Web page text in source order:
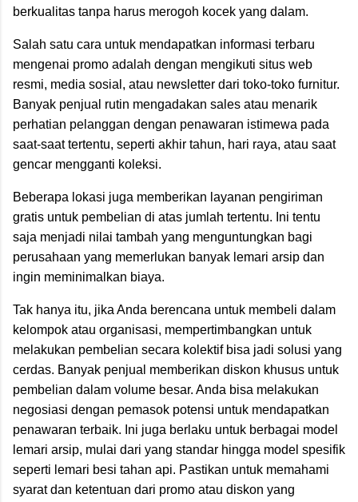
berkualitas tanpa harus merogoh kocek yang dalam.
Salah satu cara untuk mendapatkan informasi terbaru
mengenai promo adalah dengan mengikuti situs web
resmi, media sosial, atau newsletter dari toko-toko furnitur.
Banyak penjual rutin mengadakan sales atau menarik
perhatian pelanggan dengan penawaran istimewa pada
saat-saat tertentu, seperti akhir tahun, hari raya, atau saat
gencar mengganti koleksi.
Beberapa lokasi juga memberikan layanan pengiriman
gratis untuk pembelian di atas jumlah tertentu. Ini tentu
saja menjadi nilai tambah yang menguntungkan bagi
perusahaan yang memerlukan banyak lemari arsip dan
ingin meminimalkan biaya.
Tak hanya itu, jika Anda berencana untuk membeli dalam
kelompok atau organisasi, mempertimbangkan untuk
melakukan pembelian secara kolektif bisa jadi solusi yang
cerdas. Banyak penjual memberikan diskon khusus untuk
pembelian dalam volume besar. Anda bisa melakukan
negosiasi dengan pemasok potensi untuk mendapatkan
penawaran terbaik. Ini juga berlaku untuk berbagai model
lemari arsip, mulai dari yang standar hingga model spesifik
seperti lemari besi tahan api. Pastikan untuk memahami
syarat dan ketentuan dari promo atau diskon yang